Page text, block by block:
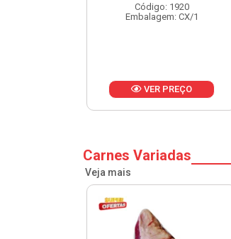
Código: 13751
Embalagem: CX/1
VER PREÇO
Carnes Variadas
Veja mais